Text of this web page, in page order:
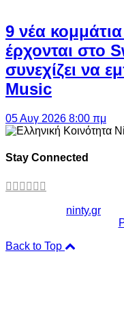
9 νέα
έρχονται στο
συνεχίζει να
Music
05 Αυγ 2026 8:00 πμ
Stay Connected
ninty.gr
Back to Top